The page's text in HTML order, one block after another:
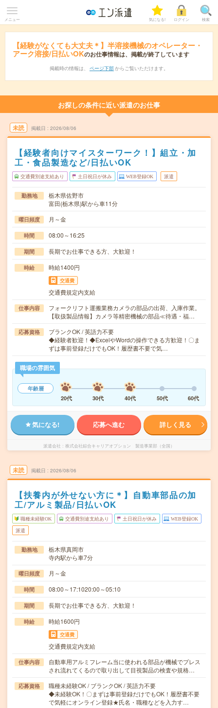
メニュー 気になる! ログイン 検索
【経験がなくても大丈夫＊】半溶接機械のオペレーター・
アーク溶接/日払いOKのお仕事情報は、掲載が終了しています
掲載時の情報は、 ページ下部 からご覧いただけます。
お探しの条件に近い派遣のお仕事
未読 掲載日 2026/08/06
【経験者向けマイスターワーク！】組立・加
工・食品製造など/日払いOK
交通費別途支給あり 土日祝日が休み WEB登録OK 派遣
勤務地
栃木県佐野市
富田(栃木県)駅から車11分
曜日頻度 月～金
時間 08:00～16:25
期間 長期でお仕事できる方、大歓迎！
時給 時給1400円
交通費
交通費規定内支給
仕事内容
フォークリフト運搬業務カメラの部品の出荷、入庫作業。
【取扱製品情報】カメラ等精密機械の部品≪待遇・福…
応募資格
ブランクOK / 英語力不要
◆経験者歓迎！◆ExcelやWordの操作できる方歓迎！〇ま
ずは事前登録だけでもOK！履歴書不要で気…
職場の雰囲気
年齢層
20代
30代 40代 50代 60代
気になる! 応募へ進む 詳しく見る
派遣会社 株式会社綜合キャリアオプション 製造事業部（全国）
未読 掲載日 2026/08/06
【扶養内が外せない方に＊】自動車部品の加
工/アルミ製品/日払いOK
職種未経験OK 交通費別途支給あり 土日祝日が休み WEB登録OK
派遣
勤務地
栃木県真岡市
寺内駅から車7分
曜日頻度 月～金
時間 08:00～17:1020:00～05:10
期間 長期でお仕事できる方、大歓迎！
時給 時給1600円
交通費
交通費規定内支給
仕事内容
自動車用アルミフレーム当に使われる部品が機械でプレス
され流れてくるので取り出して目視製品の検査や規格…
応募資格
職種未経験OK / ブランクOK / 英語力不要
◆未経験OK！〇まずは事前登録だけでもOK！履歴書不要
で気軽にオンライン登録★氏名・職種などを入力す…